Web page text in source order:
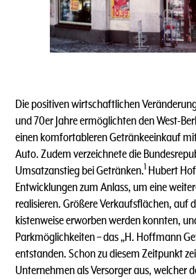
Die positiven wirtschaftlichen
und 70er Jahre ermöglichten den West-
einen komfortableren Getränkeeinkauf
Auto. Zudem verzeichnete die
Umsatzanstieg bei Getränken.1 Hubert
Entwicklungen zum Anlass, um eine
realisieren. Größere Verkaufsflächen, auf
kistenweise erworben werden konnten,
Parkmöglichkeiten – das „H. Hoffmann
entstanden. Schon zu diesem Zeitpunkt
Unternehmen als Versorger aus, welcher